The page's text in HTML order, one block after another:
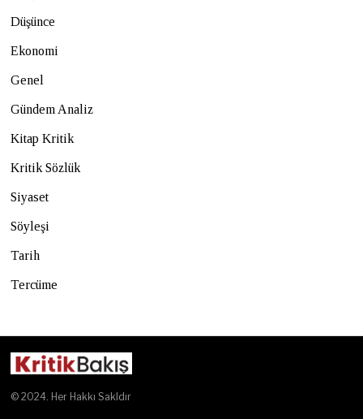
Düşünce
Ekonomi
Genel
Gündem Analiz
Kitap Kritik
Kritik Sözlük
Siyaset
Söyleşi
Tarih
Tercüme
© 2024. Her Hakkı Sakldır